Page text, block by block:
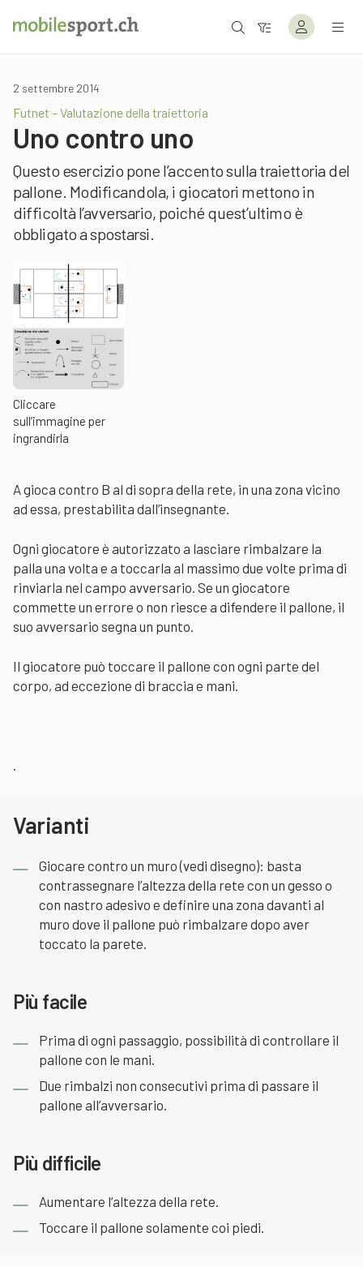
2 settembre 2014
Futnet – Valutazione della traiettoria
Uno contro uno
Questo esercizio pone l’accento sulla traiettoria del
pallone. Modificandola, i giocatori mettono in
difficoltà l’avversario, poiché quest’ultimo è
obbligato a spostarsi.
Cliccare
sull’immagine per
ingrandirla
A gioca contro B al di sopra della rete, in una zona vicino
ad essa, prestabilita dall’insegnante.
Ogni giocatore è autorizzato a lasciare rimbalzare la
palla una volta e a toccarla al massimo due volte prima di
rinviarla nel campo avversario. Se un giocatore
commette un errore o non riesce a difendere il pallone, il
suo avversario segna un punto.
Il giocatore può toccare il pallone con ogni parte del
corpo, ad eccezione di braccia e mani.
Varianti
Giocare contro un muro (vedi disegno): basta
contrassegnare l’altezza della rete con un gesso o
con nastro adesivo e definire una zona davanti al
muro dove il pallone può rimbalzare dopo aver
toccato la parete.
Più facile
Prima di ogni passaggio, possibilità di controllare il
pallone con le mani.
Due rimbalzi non consecutivi prima di passare il
pallone all’avversario.
Più difficile
Aumentare l’altezza della rete.
Toccare il pallone solamente coi piedi.